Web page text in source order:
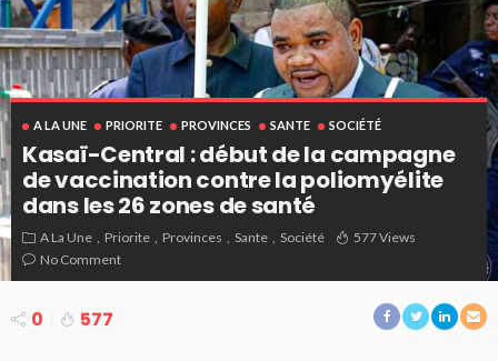
A LA UNE PRIORITE PROVINCES SANTE SOCIÉTÉ
Kasaï-Central : début de la campagne
de vaccination contre la poliomyélite
dans les 26 zones de santé
A La Une Priorite Provinces Sante Société
577 Views
No Comment
0 577